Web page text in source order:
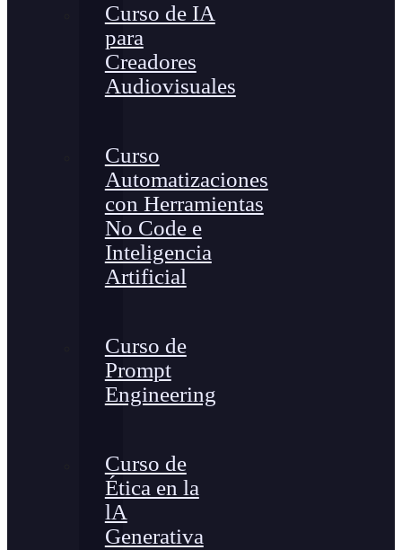
Curso de IA
para
Creadores
Audiovisuales
Curso
Automatizaciones
con Herramientas
No Code e
Inteligencia
Artificial
Curso de
Prompt
Engineering
Curso de
Ética en la
lA
Generativa